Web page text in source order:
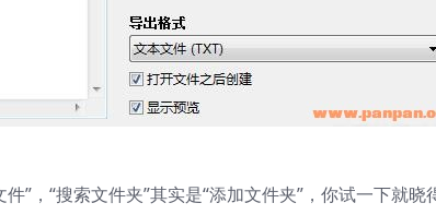
”，“搜索文件夹”其实是“添加文件夹”，你试一下就晓